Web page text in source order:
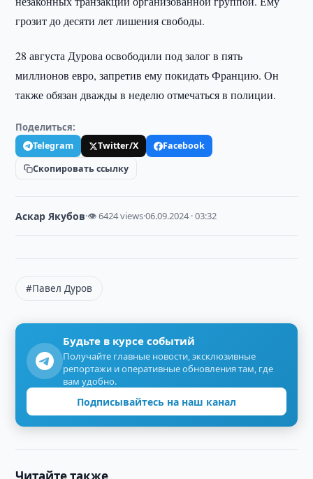
грозит до десяти лет лишения свободы.
28 августа Дурова освободили под залог в пять
миллионов евро, запретив ему покидать Францию. Он
также обязан дважды в неделю отмечаться в полиции.
Поделиться:
Telegram Twitter/X
Facebook
Скопировать ссылку
Аскар Якубов·👁 6424 views·06.09.2024 · 03:32
#Павел Дуров
Будьте в курсе событий
Получайте главные новости, эксклюзивные
репортажи и оперативные обновления там, где
вам удобно.
Подписывайтесь на наш канал